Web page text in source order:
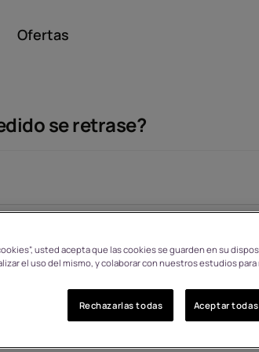
Ofertas
se retrase?
usted acepta que las cookies se guarden en su
el uso del mismo, y colaborar con nuestros estudios
Rechazarlas todas Aceptar